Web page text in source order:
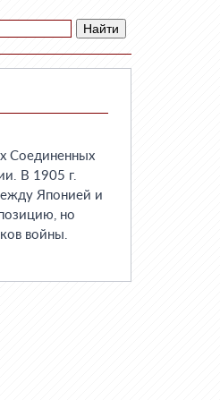
Соединенных
В 1905 г.
Японией и
но
войны.